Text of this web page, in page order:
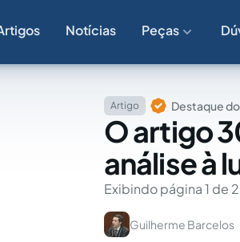
Notícias Peças
Artigo Destaque
O artigo
análise à
Exibindo página 1 de 2
Guilherme Barcelos